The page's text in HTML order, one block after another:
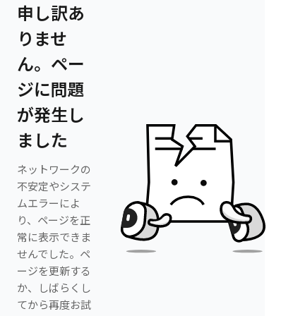
申し訳あ
りませ
ん。ペー
ジに問題
が発生し
ました
ネットワークの
不安定やシステ
ムエラーによ
り、ページを正
常に表示できま
せんでした。ペ
ージを更新する
か、しばらくし
てから再度お試